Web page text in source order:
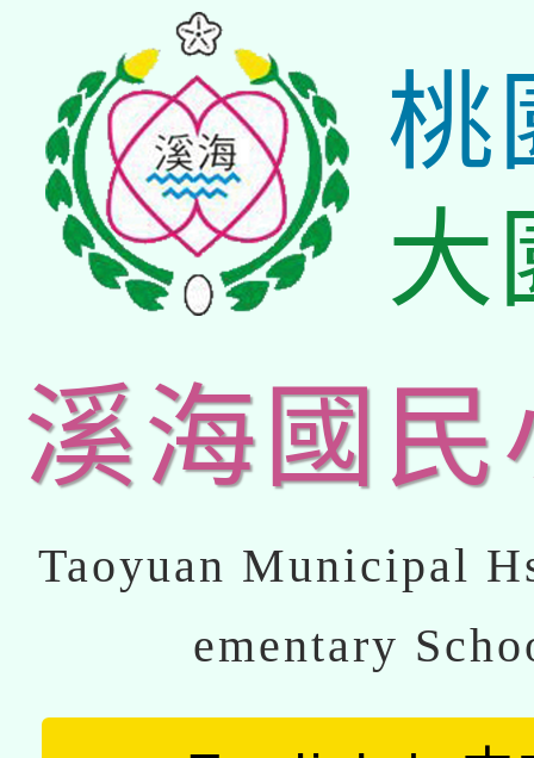
桃
大
溪海國民
Taoyuan Municipal
ementary